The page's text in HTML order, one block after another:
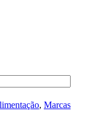
, Marcas